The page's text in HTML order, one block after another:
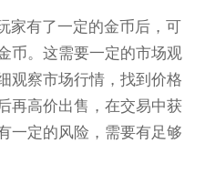
家有了一定的金币后，可
币。这需要一定的市场观
观察市场行情，找到价格
再高价出售，在交易中获
一定的风险，需要有足够